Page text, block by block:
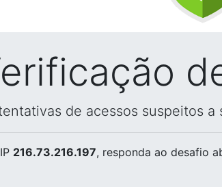
de acessos suspeitos
216.73.216.197, responda ao desafio